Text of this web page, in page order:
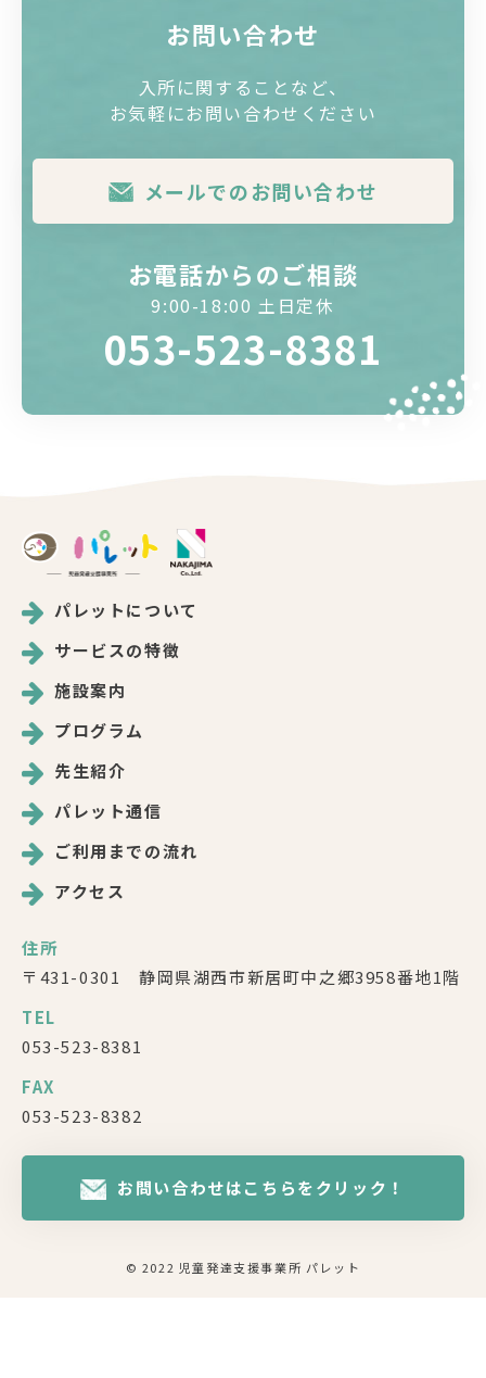
お問い合わせ
入所に関することなど、
お気軽にお問い合わせください
メールでのお問い合わせ
お電話からのご相談
9:00-18:00 土日定休
053-523-8381
パレットについて
サービスの特徴
施設案内
プログラム
先生紹介
パレット通信
ご利用までの流れ
アクセス
住所
〒431-0301 静岡県湖西市新居町中之郷3958番地1階
TEL
053-523-8381
FAX
053-523-8382
お問い合わせはこちらをクリック！
© 2022 児童発達支援事業所 パレット